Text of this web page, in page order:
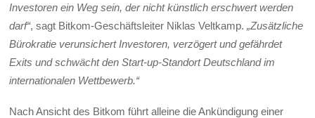
Investoren ein Weg sein, der nicht künstlich erschwert werden
darf“, sagt Bitkom-Geschäftsleiter Niklas Veltkamp.„Zusätzliche
Bürokratie verunsichert Investoren, verzögert und gefährdet
Exits und schwächt den Start-up-Standort Deutschland im
internationalen Wettbewerb.“
Nach Ansicht des Bitkom führt alleine die Ankündigung einer